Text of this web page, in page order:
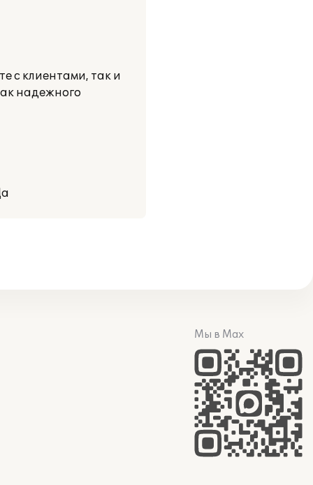
с клиентами, так и
надежного
Мы в Max